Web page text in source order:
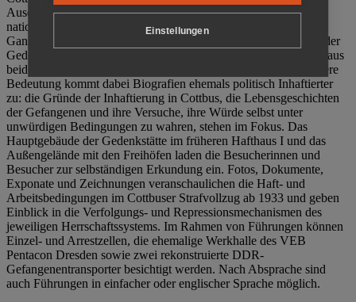
Auseinandersetzung mit politischem Unrecht während der
nationalsozialistischen Terrorherrschaft und der SED-Diktatur.
Ganzjährig zeigen mehrere Dauer- und Sonderausstellungen in der
Gedenkstätte Zuchthaus Cottbus Beispiele politischen Unrechts aus
beiden deutschen Diktaturen des 20. Jahrhunderts. Eine besondere
Bedeutung kommt dabei Biografien ehemals politisch Inhaftierter
zu: die Gründe der Inhaftierung in Cottbus, die Lebensgeschichten
der Gefangenen und ihre Versuche, ihre Würde selbst unter
unwürdigen Bedingungen zu wahren, stehen im Fokus. Das
Hauptgebäude der Gedenkstätte im früheren Hafthaus I und das
Außengelände mit den Freihöfen laden die Besucherinnen und
Besucher zur selbständigen Erkundung ein. Fotos, Dokumente,
Exponate und Zeichnungen veranschaulichen die Haft- und
Arbeitsbedingungen im Cottbuser Strafvollzug ab 1933 und geben
Einblick in die Verfolgungs- und Repressionsmechanismen des
jeweiligen Herrschaftssystems. Im Rahmen von Führungen können
Einzel- und Arrestzellen, die ehemalige Werkhalle des VEB
Pentacon Dresden sowie zwei rekonstruierte DDR-
Gefangenentransporter besichtigt werden. Nach Absprache sind
auch Führungen in einfacher oder englischer Sprache möglich.
Einstellungen